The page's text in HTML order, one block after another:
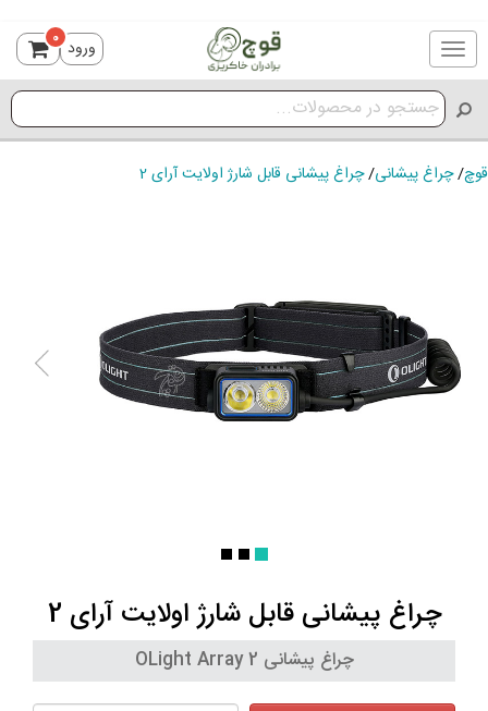
Toggle
navigation
ورود 0
قوچ/چراغ پیشانی/چراغ پیشانی قابل شارژ اولایت آرای 2
چراغ پیشانی قابل شارژ اولایت آرای 2
چراغ پیشانی OLight Array 2